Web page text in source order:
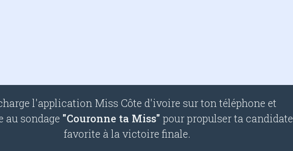
l'application Miss Côte d'ivoire sur ton téléphone et
au sondage "Couronne ta Miss" pour propulser ta candidate
favorite à la victoire finale.